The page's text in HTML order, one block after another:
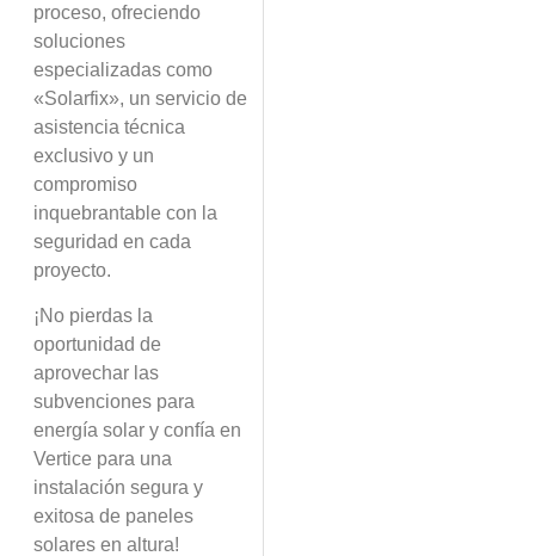
proceso, ofreciendo
soluciones
especializadas como
«Solarfix», un servicio de
asistencia técnica
exclusivo y un
compromiso
inquebrantable con la
seguridad en cada
proyecto.
¡No pierdas la
oportunidad de
aprovechar las
subvenciones para
energía solar y confía en
Vertice para una
instalación segura y
exitosa de paneles
solares en altura!